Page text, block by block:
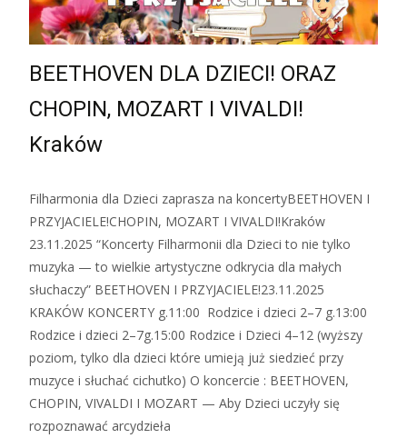
BEETHOVEN DLA DZIECI! ORAZ
CHOPIN, MOZART I VIVALDI!
Kraków
Filharmonia dla Dzieci zaprasza na koncertyBEETHOVEN I
PRZYJACIELE!CHOPIN, MOZART I VIVALDI!Kraków
23.11.2025 “Koncerty Filharmonii dla Dzieci to nie tylko
muzyka — to wielkie artystyczne odkrycia dla małych
słuchaczy” BEETHOVEN I PRZYJACIELE!23.11.2025
KRAKÓW KONCERTY g.11:00 Rodzice i dzieci 2–7 g.13:00
Rodzice i dzieci 2–7g.15:00 Rodzice i Dzieci 4–12 (wyższy
poziom, tylko dla dzieci które umieją już siedzieć przy
muzyce i słuchać cichutko) O koncercie : BEETHOVEN,
CHOPIN, VIVALDI I MOZART — Aby Dzieci uczyły się
rozpoznawać arcydzieła